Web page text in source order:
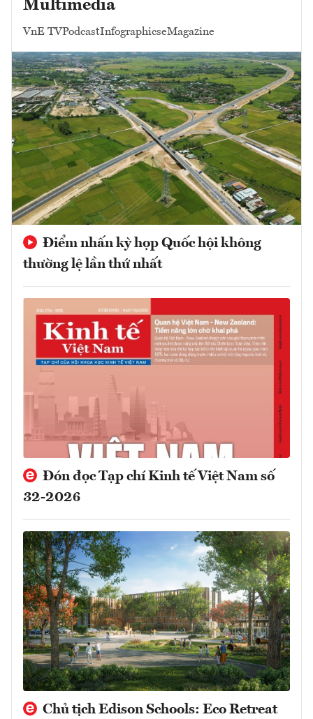
Multimedia
VnE TVPodcastInfographicseMagazine
Điểm nhấn kỳ họp Quốc hội không
thường lệ lần thứ nhất
Đón đọc Tạp chí Kinh tế Việt Nam số
32-2026
Chủ tịch Edison Schools: Eco Retreat